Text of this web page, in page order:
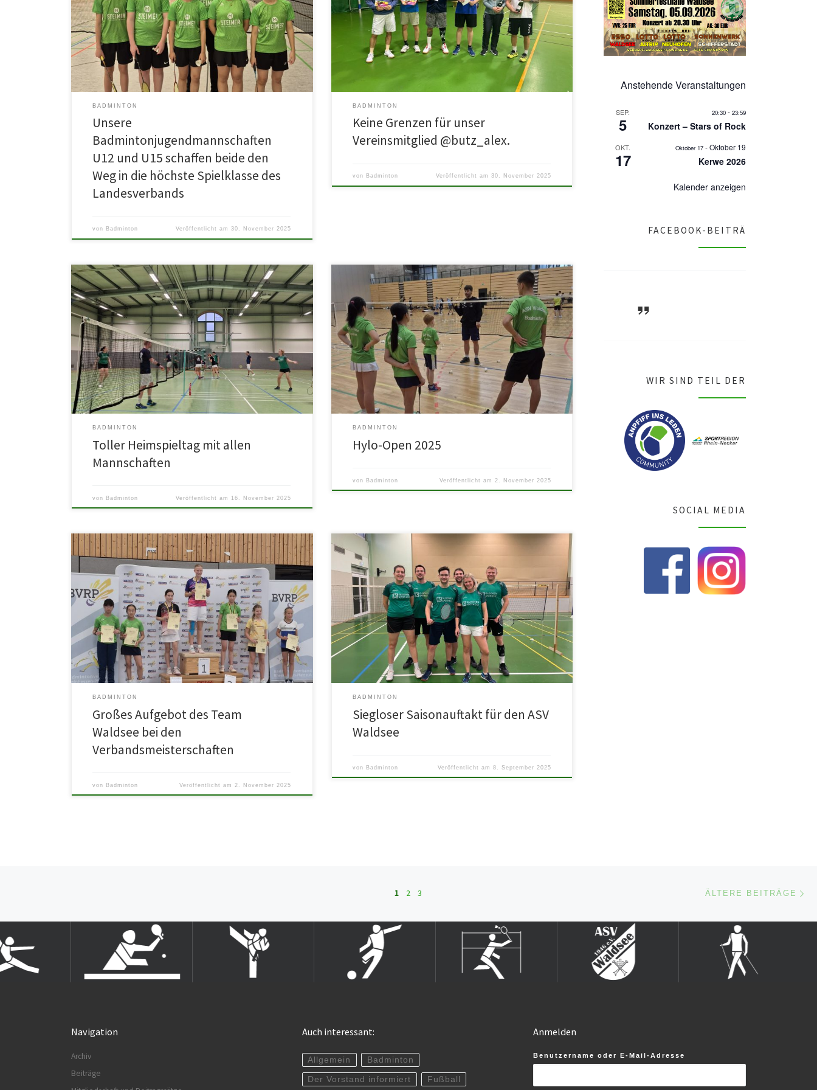
Während die U15 eine Niederlage hinnehmen muss, bei der
die Nachwuchssportler wirklich beinahe noch die Sensation
gegen den Favoriten hätte […]
BADMINTON
Unsere
Badmintonjugendmannschaften
U12 und U15 schaffen beide den
Weg in die höchste Spielklasse des
Landesverbands
von Badminton Veröffentlicht am30. November 2025
Alex kennt kein „geht nicht“ und so stand der
Unterschenkelamputierte vor wenigen Monaten plötzlich in
unserem Training und bereichert seitdem […]
BADMINTON
Keine Grenzen für unser
Vereinsmitglied @butz_alex.
von Badminton Veröffentlicht am 30. November 2025
Alle drei Mannschaften begrüßten an diesem Wochenende ihre
Gegner in heimischer und gut gefüllter Halle. Die erste
Mannschaft verliert 7:1 […]
BADMINTON
Toller Heimspieltag mit allen
Mannschaften
von Badminton Veröffentlicht am 16. November 2025
Immer wieder ein absolutes Highlight für unsere Kinder und
Jugendlichen. Das Training mit den Besten bietet die
Möglichkeit mit den […]
BADMINTON
Hylo-Open 2025
von Badminton Veröffentlicht am 2. November 2025
Nicht nur aufgefallen sind unsere acht Nachwuchssportler*innen
und Trainer @daniel.bu.758 wegen ihren hellgrünen Trikots
unseres Sponsors @Steimermedien , sondern auch […]
BADMINTON
Großes Aufgebot des Team
Waldsee bei den
Verbandsmeisterschaften
von Badminton Veröffentlicht am 2. November 2025
Am ersten Spieltag mussten sich leider alle drei Mannschaften
auswärts geschlagen geben. Das ist definitiv ausbaufähig und
beim ersten großen […]
BADMINTON
Siegloser Saisonauftakt für den ASV
Waldsee
von Badminton Veröffentlicht am 8. September 2025
Anstehende Veranstaltungen
SEP.
5
20:30 - 23:59
Konzert – Stars of Rock
OKT.
17
Oktober 17 -Oktober 19
Kerwe 2026
Kalender anzeigen
FACEBOOK-BEITRÄ
WIR SIND TEIL DER
SOCIAL MEDIA
1 2 3 ÄLTERE BEITRÄGE
Navigation
Archiv
Beiträge
Auch interessant:
Allgemein Badminton
Der Vorstand informiert Fußball
Anmelden
Benutzername oder E-Mail-Adresse